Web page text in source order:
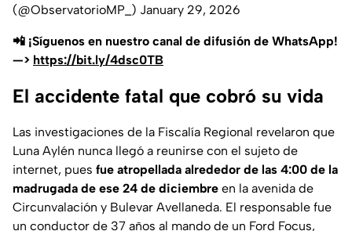
(@ObservatorioMP_) January 29, 2026
📲 ¡Síguenos en nuestro canal de difusión de WhatsApp!
—> https://bit.ly/4dsc0TB
El accidente fatal que cobró su vida
Las investigaciones de la Fiscalía Regional revelaron que
Luna Aylén nunca llegó a reunirse con el sujeto de
internet, pues fue atropellada alrededor de las 4:00 de la
madrugada de ese 24 de diciembre en la avenida de
Circunvalación y Bulevar Avellaneda. El responsable fue
un conductor de 37 años al mando de un Ford Focus,